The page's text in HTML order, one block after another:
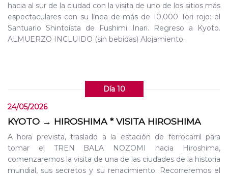
hacia al sur de la ciudad con la visita de uno de los sitios más
espectaculares con su línea de más de 10,000 Tori rojo: el
Santuario Shintoísta de Fushimi Inari. Regreso a Kyoto.
ALMUERZO INCLUIDO (sin bebidas) Alojamiento.
Día 10
24/05/2026
KYOTO → HIROSHIMA * VISITA HIROSHIMA
A hora prevista, traslado a la estación de ferrocarril para
tomar el TREN BALA NOZOMI hacia Hiroshima,
comenzaremos la visita de una de las ciudades de la historia
mundial, sus secretos y su renacimiento. Recorreremos el